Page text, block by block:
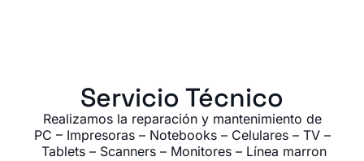
Servicio Técnico
Realizamos la reparación y mantenimiento de
PC – Impresoras – Notebooks – Celulares – TV –
Tablets – Scanners – Monitores – Línea marron